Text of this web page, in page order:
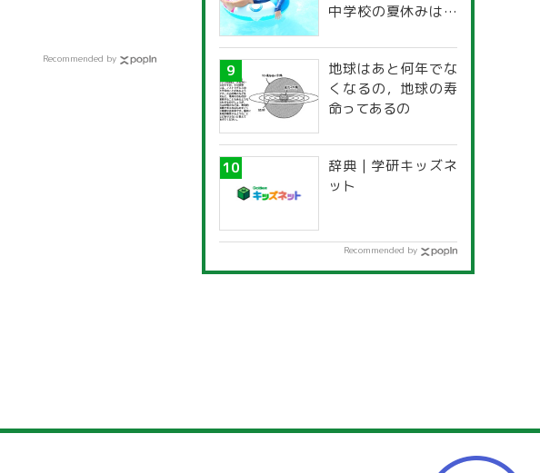
Recommended by
中学校の夏休みはい
道府県別「夏季休暇
一覧」
地球はあと何年でな
くなるの，地球の寿
命ってあるの
辞典 | 学研キッズネ
ット
Recommended by